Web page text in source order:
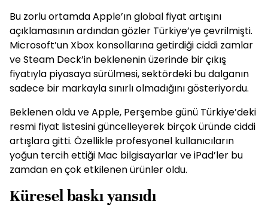
Bu zorlu ortamda Apple’ın global fiyat artışını
açıklamasının ardından gözler Türkiye’ye çevrilmişti.
Microsoft’un Xbox konsollarına getirdiği ciddi zamlar
ve Steam Deck’in beklenenin üzerinde bir çıkış
fiyatıyla piyasaya sürülmesi, sektördeki bu dalganın
sadece bir markayla sınırlı olmadığını gösteriyordu.
Beklenen oldu ve Apple, Perşembe günü Türkiye’deki
resmi fiyat listesini güncelleyerek birçok üründe ciddi
artışlara gitti. Özellikle profesyonel kullanıcıların
yoğun tercih ettiği Mac bilgisayarlar ve iPad’ler bu
zamdan en çok etkilenen ürünler oldu.
Küresel baskı yansıdı